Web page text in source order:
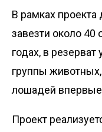
В рамках проекта
завезти около 40
годах, в
группы животных,
лошадей
Проект